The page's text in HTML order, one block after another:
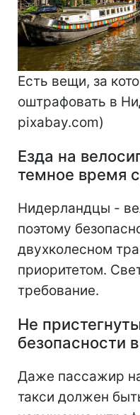
Есть вещи, за
оштрафовать в
pixabay.com)
Езда на
темное время
Нидерландцы -
поэтому
двухколесном
приоритетом.
требование.
Не
безопасности
Даже пассажир
такси должен